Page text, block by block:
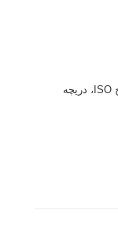
درک نوردهی – همراه با توضیح ISO، دریچه